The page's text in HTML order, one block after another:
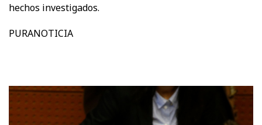
hechos investigados.
PURANOTICIA